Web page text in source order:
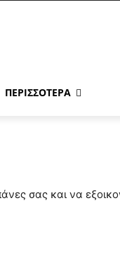
ΠΕΡΙΣΣΌΤΕΡΑ
σας και να